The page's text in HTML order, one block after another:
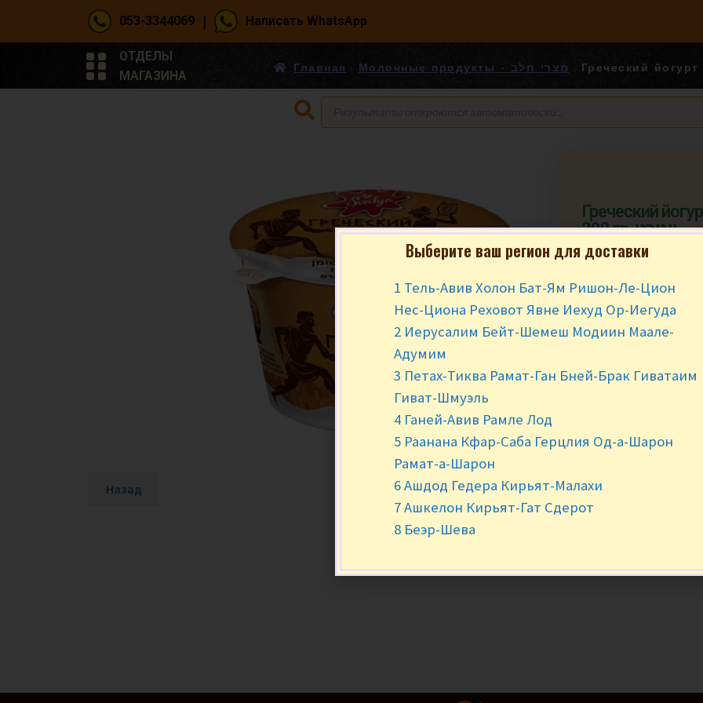
053-3344069 | Написать WhatsApp
ОТДЕЛЫ
МАГАЗИНА
Главная Молочные продукты - מצרי חלב
Греческий
200 гр. יוגורט
В наличии
Назад
Выберите ваш регион для доставки
1 Тель-Авив Холон Бат-Ям Ришон-Ле-Цион
Нес-Циона Реховот Явне Иехуд Ор-Иегуда
2 Иерусалим Бейт-Шемеш Модиин Маале-
Адумим
3 Петах-Тиква Рамат-Ган Бней-Брак Гиватаим
Гиват-Шмуэль
4 Ганей-Авив Рамле Лод
5 Раанана Кфар-Саба Герцлия Од-а-Шарон
Рамат-а-Шарон
6 Ашдод Гедера Кирьят-Малахи
7 Ашкелон Кирьят-Гат Сдерот
8 Беэр-Шева